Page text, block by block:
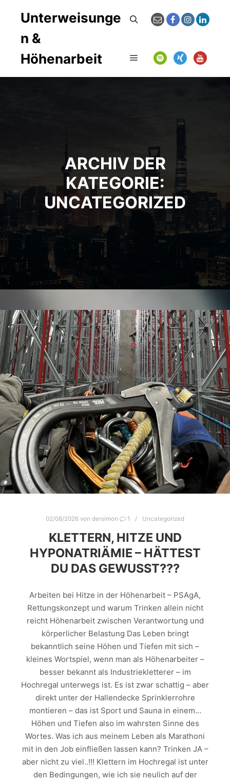
Unterweisunge
n &
Höhenarbeit
ARCHIV DER
KATEGORIE:
UNCATEGORIZED
02/08/2026 von dersimon 1 Uncategorized
KLETTERN, HITZE UND
HYPONATRIÄMIE – HÄTTEST
DU DAS GEWUSST???
Arbeiten bei Hitze in der Höhenarbeit – PSAgA,
Rettungskonzept und warum Trinken allein nicht
reicht Höhenarbeit zwischen Verantwortung und
körperlicher Belastung Das Leben bringt
bekanntlich seine Höhen und Tiefen mit sich –
kleines Wortspiel, wenn man als Höhenarbeiter –
besser bekannt als Industriekletterer – im
Hochregal unterwegs ist. Es ist zwar schattig – aber
direkt unter der Hallendecke Sprinklerrohre
montieren – das ist Sport und Sauna in einem…
Höhen und Tiefen also im wahrsten Sinne des
Wortes. Was ich aus meinem Leben als Marathoni
mit in den Job einfließen lassen kann? Trinken JA –
aber nicht zu viel..!!! Klettern im Hochregal ist unter
den Bedingungen, wie ich sie neulich auf der